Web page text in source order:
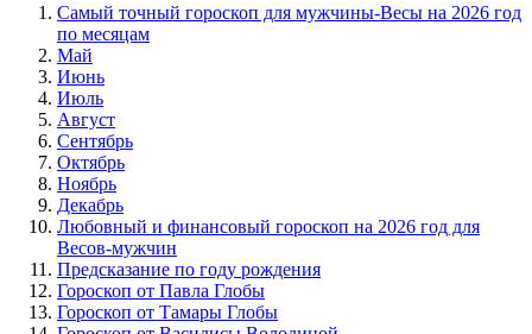
Самый точный гороскоп для мужчины-Весы на 2026 год
по месяцам
Май
Июнь
Июль
Август
Сентябрь
Октябрь
Ноябрь
Декабрь
Любовный и финансовый гороскоп на 2026 год для
Весов-мужчин
Предсказание по году рождения
Гороскоп от Павла Глобы
Гороскоп от Тамары Глобы